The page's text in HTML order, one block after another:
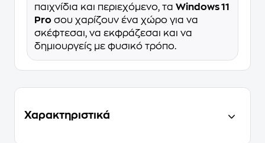
παιχνίδια και περιεχόμενο, τα Windows 11
Pro σου χαρίζουν ένα χώρο για να
σκέφτεσαι, να εκφράζεσαι και να
δημιουργείς με φυσικό τρόπο.
Χαρακτηριστικά